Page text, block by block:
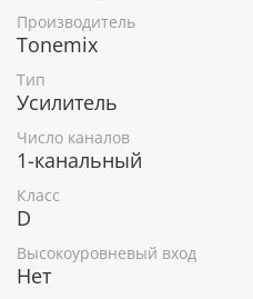
Производитель
Tonemix
Тип
Усилитель
Число каналов
1-канальный
Класс
D
Высокоуровневый вход
Нет